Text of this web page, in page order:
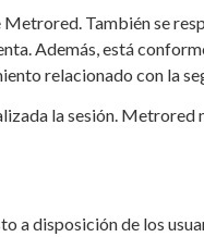
También se
Además, está
relacionado con la
la sesión.
a disposición de los